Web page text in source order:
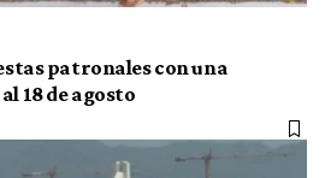
patronales con una
18 de agosto